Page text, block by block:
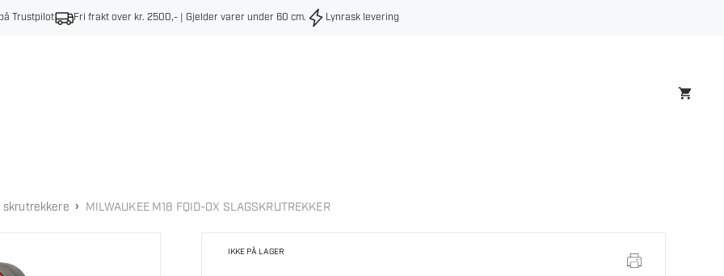
Trustpilot Fri frakt over kr. 2500,- | Gjelder varer under 60 cm. Lynrask levering
skrutrekkere › MILWAUKEE M18 FQID-0X SLAGSKRUTREKKER
IKKE PÅ LAGER